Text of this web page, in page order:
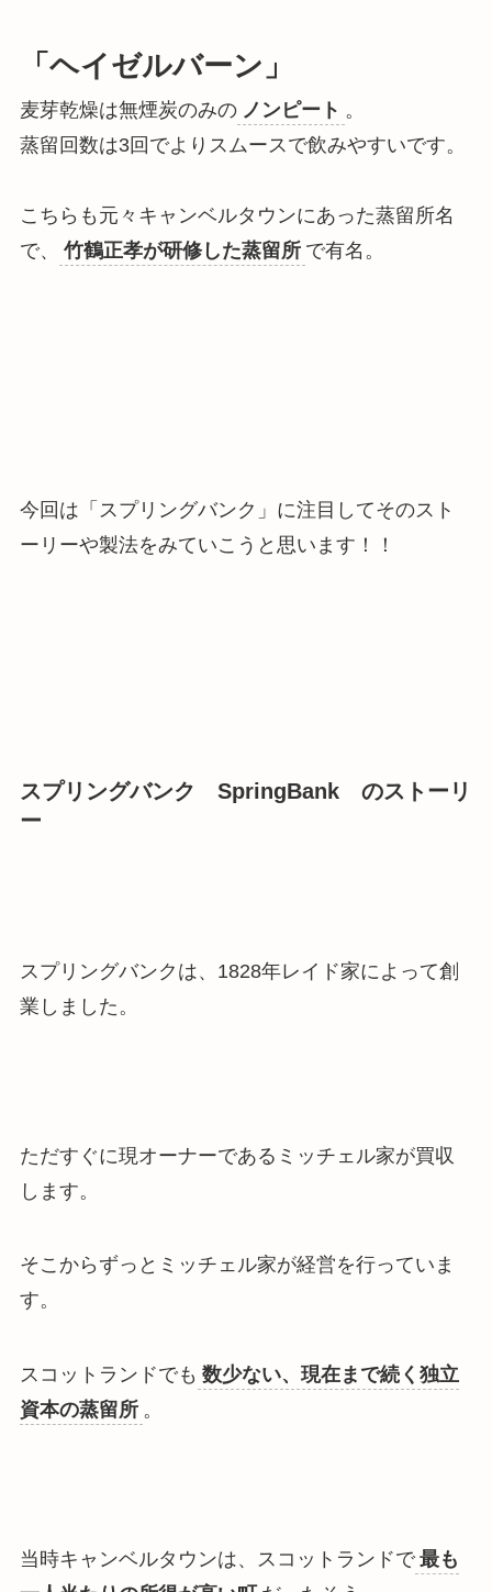
「ヘイゼルバーン」
麦芽乾燥は無煙炭のみの ノンピート 。
蒸留回数は3回でより スムースで飲みやすいです。
こちらも元々キャンベルタウンにあった蒸留所名
で、
竹鶴正孝が研修した蒸留所 で有名。
今回は「スプリングバンク」に注目してそのスト
ーリーや製法をみていこうと思います！！
スプリングバンク SpringBank のストーリ
ー
スプリングバンクは、1828年レイド家によって創
業しました。
ただすぐに現オーナーであるミッチェル家が買収
します。
そこからずっとミッチェル家が経営を行っていま
す。
スコットランドでも 数少ない、現在まで続く独立
資本の蒸留所 。
当時キャンベルタウンは、スコットランドで 最も